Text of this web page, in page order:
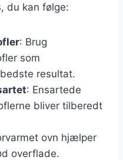
du kan følge:
: Brug
som
resultat.
: Ensartede
bliver tilberedt
ovn hjælper
overflade.